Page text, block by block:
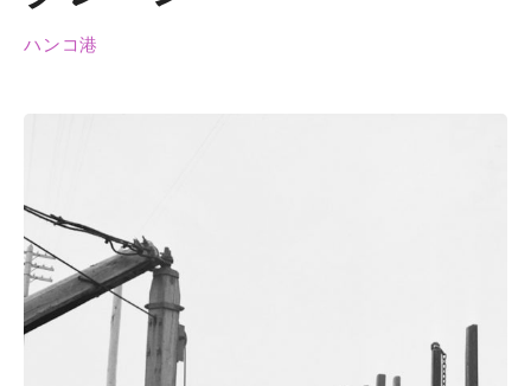
ハンコ港